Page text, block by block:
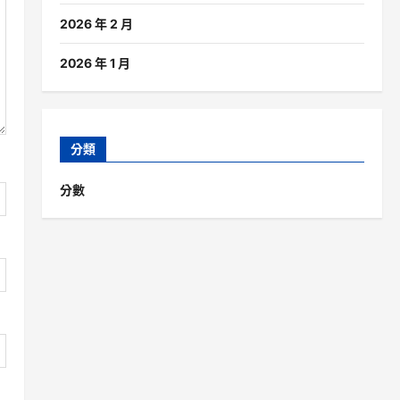
2026 年 2 月
2026 年 1 月
分類
分數